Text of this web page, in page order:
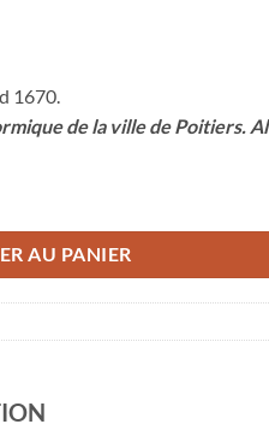
1670.
de la ville de Poitiers.
AU PANIER